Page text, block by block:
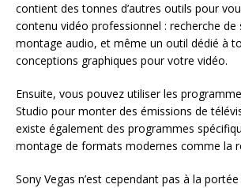
contient des tonnes d’autres outils pour
contenu vidéo professionnel : recherche de
montage audio, et même un outil dédié à
conceptions graphiques pour votre vidéo.
Ensuite, vous pouvez utiliser les
Studio pour monter des émissions de
existe également des programmes
montage de formats modernes comme la
Sony Vegas n’est cependant pas à la